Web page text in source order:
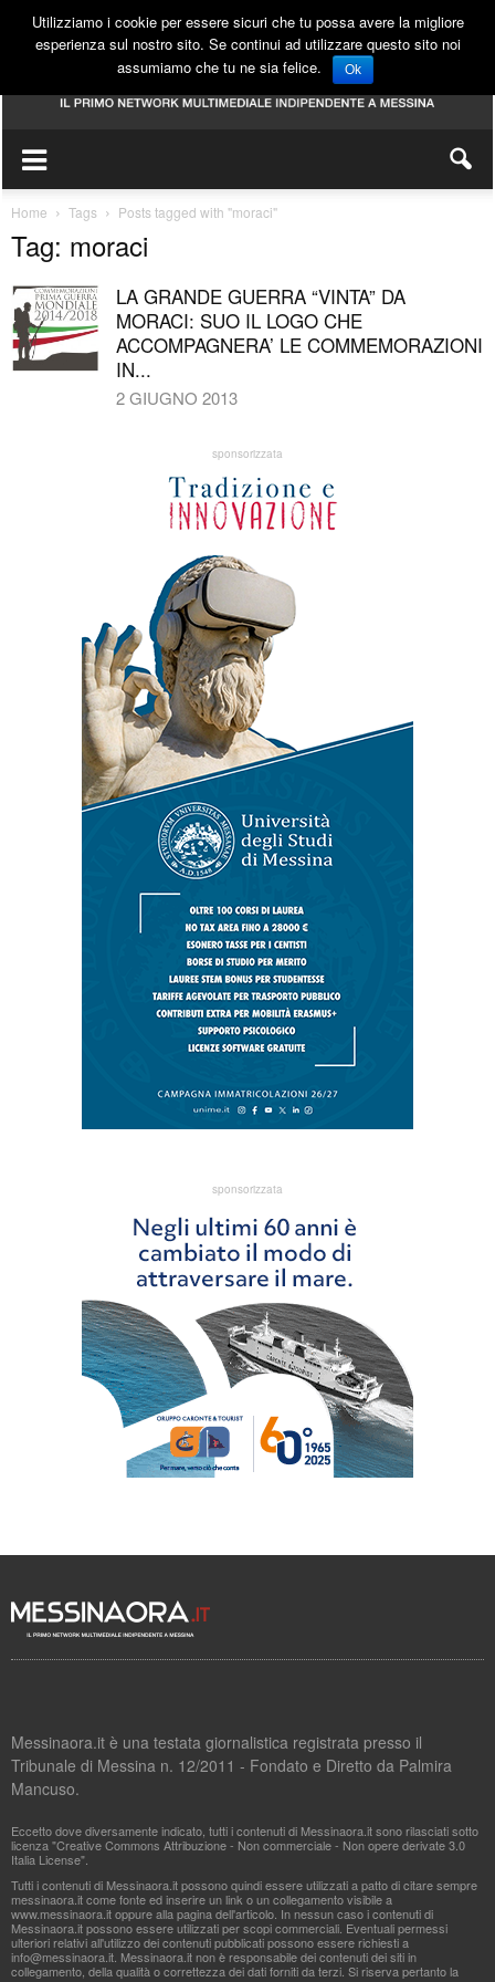
Home Tags Posts tagged with "moraci"
Tag: moraci
LA GRANDE GUERRA “VINTA” DA
MORACI: SUO IL LOGO CHE
ACCOMPAGNERA’ LE COMMEMORAZIONI
IN...
2 GIUGNO 2013
sponsorizzata
sponsorizzata
Messinaora.it è una testata giornalistica registrata presso il
Tribunale di Messina n. 12/2011 - Fondato e Diretto da Palmira
Mancuso.
Eccetto dove diversamente indicato, tutti i contenuti di Messinaora.it sono rilasciati sotto
licenza "Creative Commons Attribuzione - Non commerciale - Non opere derivate 3.0
Italia License".
Tutti i contenuti di Messinaora.it possono quindi essere utilizzati a patto di citare sempre
messinaora.it come fonte ed inserire un link o un collegamento visibile a
www.messinaora.it oppure alla pagina dell'articolo. In nessun caso i contenuti di
Messinaora.it possono essere utilizzati per scopi commerciali. Eventuali permessi
ulteriori relativi all'utilizzo dei contenuti pubblicati possono essere richiesti a
info@messinaora.it . Messinaora.it non è responsabile dei contenuti dei siti in
collegamento, della qualità o correttezza dei dati forniti da terzi. Si riserva pertanto la
Utilizziamo i cookie per essere sicuri che tu possa avere la migliore
esperienza sul nostro sito. Se continui ad utilizzare questo sito noi
assumiamo che tu ne sia felice.
Ok